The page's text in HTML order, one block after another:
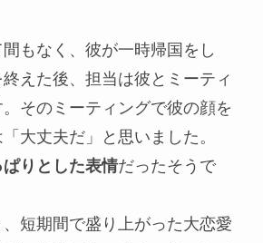
もなく、彼が一時帰国をし
えた後、担当は彼とミーティ
そのミーティングで彼の顔を
大丈夫だ」と思いました。
りとした表情だったそうで
短期間で盛り上がった大恋愛